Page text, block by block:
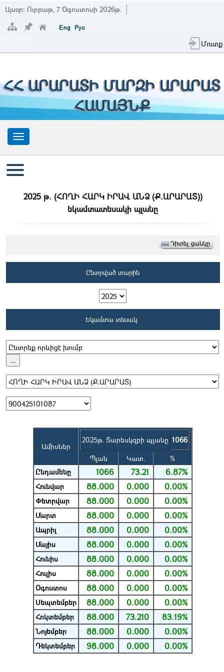
Այսօր: Ուրբաթ, 7 Օգոստոսի 2026թ.
Մուտք
ՀՀ ԱՐԱՐԱՏԻ ՄԱՐԶԻ ԱՐԱՐԱՏ
ՀԱՄԱՅՆՔ
2025 թ. (ՀՈՂԻ ՀԱՐԿ ԻՐԱՎ ԱՆՁ (Ք.ԱՐԱՐԱՏ))
եկամտատեսակի պլանը
Ընտրված տարին
Եկամտա տեսակ*
Ամիսներ
2025թ. Տարեսկզբի պլանը 1066
Պլան
Կատ.
%
Ընդամենը
1066 73.21 6.87%
Հունվար 88.000 0.000 0.00%
Փետրվար 88.000 0.000 0.00%
Մարտ 88.000 0.000 0.00%
Ապրիլ 88.000 0.000 0.00%
Մայիս 88.000 0.000 0.00%
Հունիս 88.000 0.000 0.00%
Հուլիս 88.000 0.000 0.00%
Օգոստոս 88.000 0.000 0.00%
Սեպտեմբեր 88.000 0.000 0.00%
Հոկտեմբեր 88.000 73.210 83.19%
Նոյեմբեր 88.000 0.000 0.00%
Դեկտեմբեր 98.000 0.000 0.00%